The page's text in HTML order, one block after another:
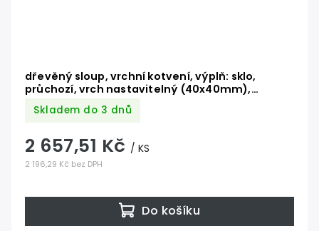
dřevěný sloup, vrchní kotvení, výplň: sklo,
průchozí, vrch nastavitelný (40x40mm),
materiál: buk, broušený povrch bez nátěru
Skladem do 3 dnů
2 196,29 Kč bez DPH
2 657,51 Kč / KS
Do košíku